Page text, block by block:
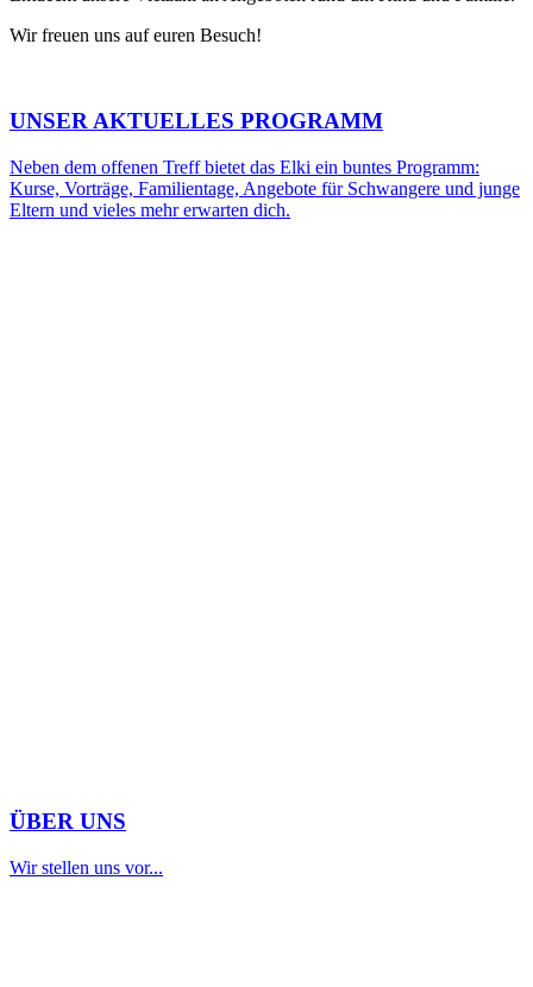
Wir freuen uns auf euren Besuch!
UNSER AKTUELLES PROGRAMM
Neben dem offenen Treff bietet das Elki ein buntes Programm:
Kurse, Vorträge, Familientage, Angebote für Schwangere und junge
Eltern und vieles mehr erwarten dich.
ÜBER UNS
Wir stellen uns vor...